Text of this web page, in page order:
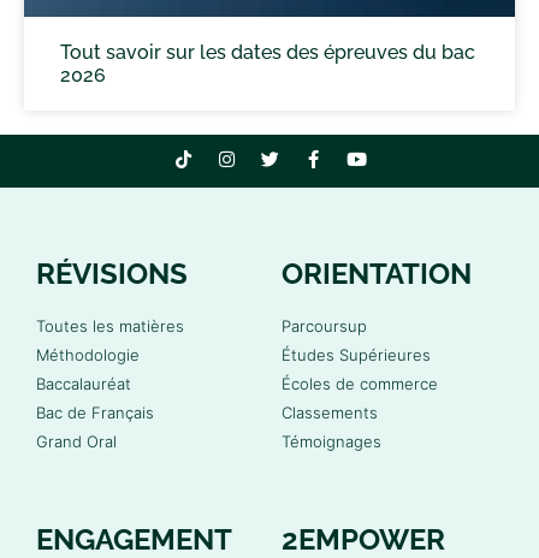
Tout savoir sur les dates des épreuves du bac
2026
RÉVISIONS
Toutes les matières
Méthodologie
Baccalauréat
Bac de Français
Grand Oral
ORIENTATION
Parcoursup
Études Supérieures
Écoles de commerce
Classements
Témoignages
ENGAGEMENT 2EMPOWER